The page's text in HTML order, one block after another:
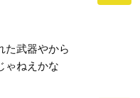
た武器やから
ゃねえかな